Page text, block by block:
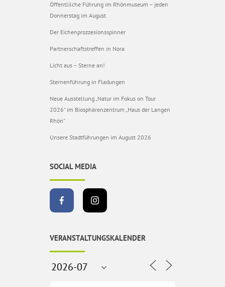
Öffentlilche Führung im Rhönmuseum – jeden
Donnerstag im August
Der Eichenprozzesionsspinner
Partnerschaftstreffen in Nora
Licht aus – Sterne an!
Sternenführung in Fladungen
Neue Ausstellung „Natur im Fokus on Tour
2026“ im Biosphärenzentrum „Haus der Langen
Rhön“
Unsere Stadtführungen im August 2026
SOCIAL MEDIA
VERANSTALTUNGSKALENDER